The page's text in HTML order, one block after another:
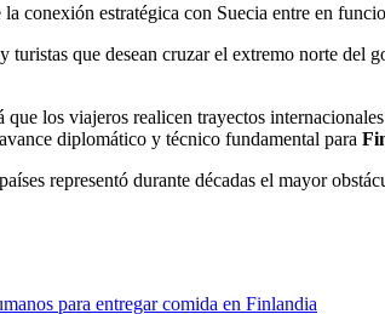
conexión estratégica con Suecia entre en
turistas que desean cruzar el extremo norte del
los viajeros realicen trayectos
diplomático y técnico fundamental para
representó durante décadas el mayor
para entregar comida en Finlandia